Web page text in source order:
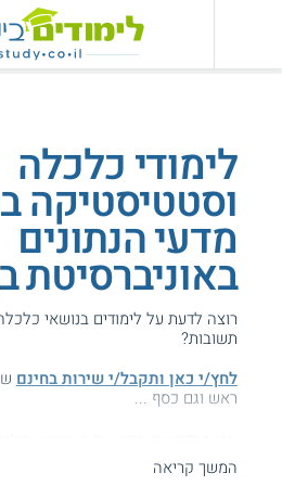
לימודי כלכלה
וסטטיסטיקה
מדעי הנתונים
באוניברסיטת
רוצה לדעת על לימודים בנושאי
תשובות?
לחץ/י כאן ותקבל/י שירות בחינם
ראש וגם כסף ...
הנתונים.
המשך קריאה